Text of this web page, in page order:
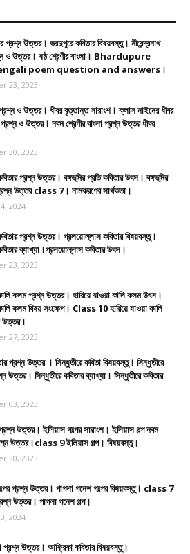
প্রশ্ন উত্তর। ভরদুপুরে কবিতার বিষয়বস্তু। নীরেন্দ্রনাথ
ও উত্তর। ষষ্ঠ শ্রেণীর বাংলা। Bhardupure
poem question and answers।
23, 2023
ও উত্তর। ধীবর বৃত্তান্ত সারাংশ। ক্লাস নাইনের ধীবর
ও উত্তর। নবম শ্রেণীর বাংলা প্রশ্ন উত্তর ধীবর
30, 2023
প্রশ্ন উত্তর। বঙ্গভূমির প্রতি কবিতার উৎস। বঙ্গভূমির
উত্তর class 7। নামকরণের সার্থকতা।
2024
প্রশ্ন উত্তর। প্রলয়োল্লাস কবিতার বিষয়বস্তু।
ব্যাখ্যা।প্রলয়োল্লাস কবিতার উৎস।
23, 2023
কালি কলম প্রশ্ন উত্তর। হারিয়ে যাওয়া কালি কলম উৎস।
কলম বিষয় সংক্ষেপ। Class 10 হারিয়ে যাওয়া কালি
উত্তর।
27, 2023
প্রশ্ন উত্তর । সিন্ধুতীরে কবিতা বিষয়বস্তু। সিন্ধুতীরে
উত্তর। সিন্ধুতীরে কবিতার ব্যাখ্যা। সিন্ধুতীরে কবিতার
03, 2023
উত্তর। ইলিয়াস গল্পের সারাংশ। ইলিয়াস গল্প নবম
উত্তর।class 9 ইলিয়াস গল্প। বিষয়বস্তু।
30, 2023
প্রশ্ন উত্তর। পাগলা গনেশ গল্পের বিষয়বস্তু। class 7
উত্তর। পাগলা গনেশ গল্প।
2024
প্রশ্ন উত্তর। আফ্রিকা কবিতার বিষয়বস্তু।